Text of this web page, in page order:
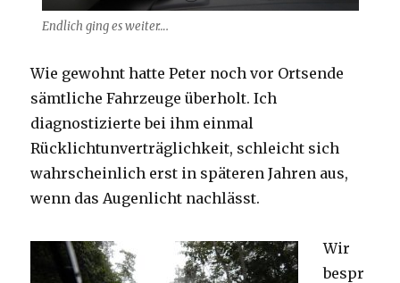
Endlich ging es weiter….
Wie gewohnt hatte Peter noch vor Ortsende
sämtliche Fahrzeuge überholt. Ich
diagnostizierte bei ihm einmal
Rücklichtunverträglichkeit, schleicht sich
wahrscheinlich erst in späteren Jahren aus,
wenn das Augenlicht nachlässt.
Wir
bespr